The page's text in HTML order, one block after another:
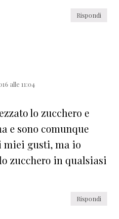
Rispondi
alle 11:04
lo zucchero e
e sono comunque
miei gusti, ma io
zucchero in qualsiasi
Rispondi